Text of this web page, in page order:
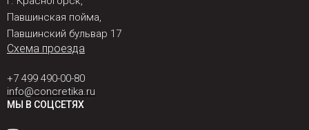
Павшинская пойма,
Павшинский бульвар 17
Схема проезда
+7 499 490-00-80
info@concretika.ru
МЫ В СОЦСЕТЯХ